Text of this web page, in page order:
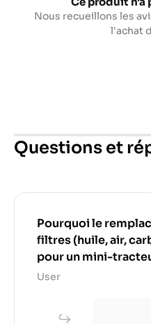
Nous recueillons les
l'achat
Questions et
Pourquoi le
filtres (huile, air,
pour un mini-
User